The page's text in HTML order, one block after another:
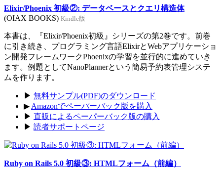
Elixir/Phoenix 初級②: データベースとクエリ構造体
(OIAX BOOKS) Kindle版
本書は、『Elixir/Phoenix初級』シリーズの第2巻です。前巻
に引き続き、プログラミング言語ElixirとWebアプリケーショ
ン開発フレームワークPhoenixの学習を並行的に進めていき
ます。例題としてNanoPlannerという簡易予約表管理システ
ムを作ります。
▶ 無料サンプル(PDF)のダウンロード
▶ Amazonでペーパーバック版を購入
▶ 直販によるペーパーバック版の購入
▶ 読者サポートページ
Ruby on Rails 5.0 初級③: HTMLフォーム（前編）